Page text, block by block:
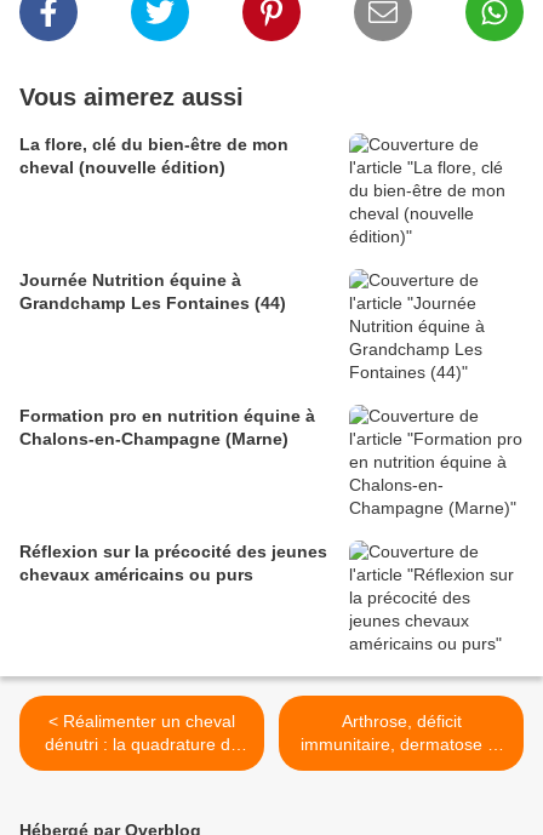
Vous aimerez aussi
La flore, clé du bien-être de mon
cheval (nouvelle édition)
Journée Nutrition équine à
Grandchamp Les Fontaines (44)
Formation pro en nutrition équine à
Chalons-en-Champagne (Marne)
Réflexion sur la précocité des jeunes
chevaux américains ou purs
< Réalimenter un cheval
dénutri : la quadrature du
cercle
Arthrose, déficit
immunitaire, dermatose et
alimentation lipidique du
Hébergé par Overblog